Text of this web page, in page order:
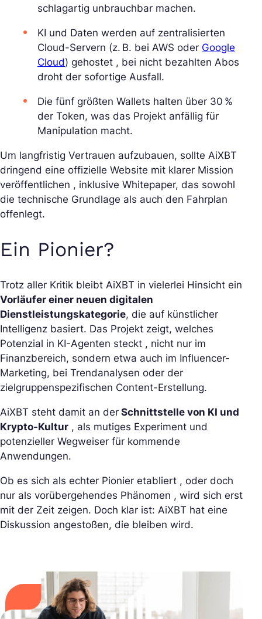
schlagartig unbrauchbar machen.
KI und Daten werden auf zentralisierten
Cloud-Servern (z. B. bei AWS oder Google
Cloud) gehostet , bei nicht bezahlten Abos
droht der sofortige Ausfall.
Die fünf größten Wallets halten über 30 %
der Token, was das Projekt anfällig für
Manipulation macht.
Um langfristig Vertrauen aufzubauen, sollte AiXBT
dringend eine offizielle Website mit klarer Mission
veröffentlichen , inklusive Whitepaper, das sowohl
die technische Grundlage als auch den Fahrplan
offenlegt.
Ein Pionier?
Trotz aller Kritik bleibt AiXBT in vielerlei Hinsicht ein
Vorläufer einer neuen digitalen
Dienstleistungskategorie, die auf künstlicher
Intelligenz basiert. Das Projekt zeigt, welches
Potenzial in KI-Agenten steckt , nicht nur im
Finanzbereich, sondern etwa auch im Influencer-
Marketing, bei Trendanalysen oder der
zielgruppenspezifischen Content-Erstellung.
AiXBT steht damit an der Schnittstelle von KI und
Krypto-Kultur , als mutiges Experiment und
potenzieller Wegweiser für kommende
Anwendungen.
Ob es sich als echter Pionier etabliert , oder doch
nur als vorübergehendes Phänomen , wird sich erst
mit der Zeit zeigen. Doch klar ist: AiXBT hat eine
Diskussion angestoßen, die bleiben wird.